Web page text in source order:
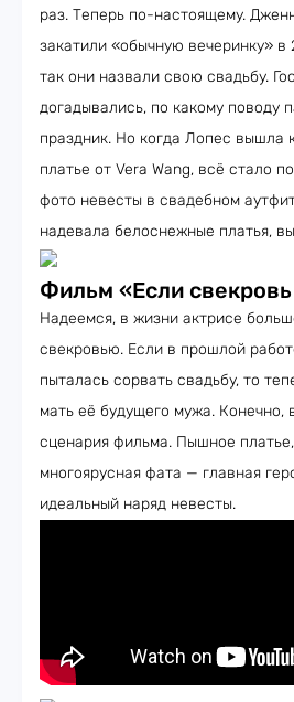
раз. Теперь по-настоящему.
закатили «обычную вечеринку»
так они назвали свою свадьбу.
догадывались, по какому поводу
праздник. Но когда Лопес вышла
платье от Vera Wang, всё стало
фото невесты в свадебном
надевала белоснежные платья,
Фильм «Если
Надеемся, в жизни актрисе
свекровью. Если в прошлой
пыталась сорвать свадьбу, то
мать её будущего мужа. Конечно,
сценария фильма. Пышное
многоярусная фата — главная
идеальный наряд невесты.